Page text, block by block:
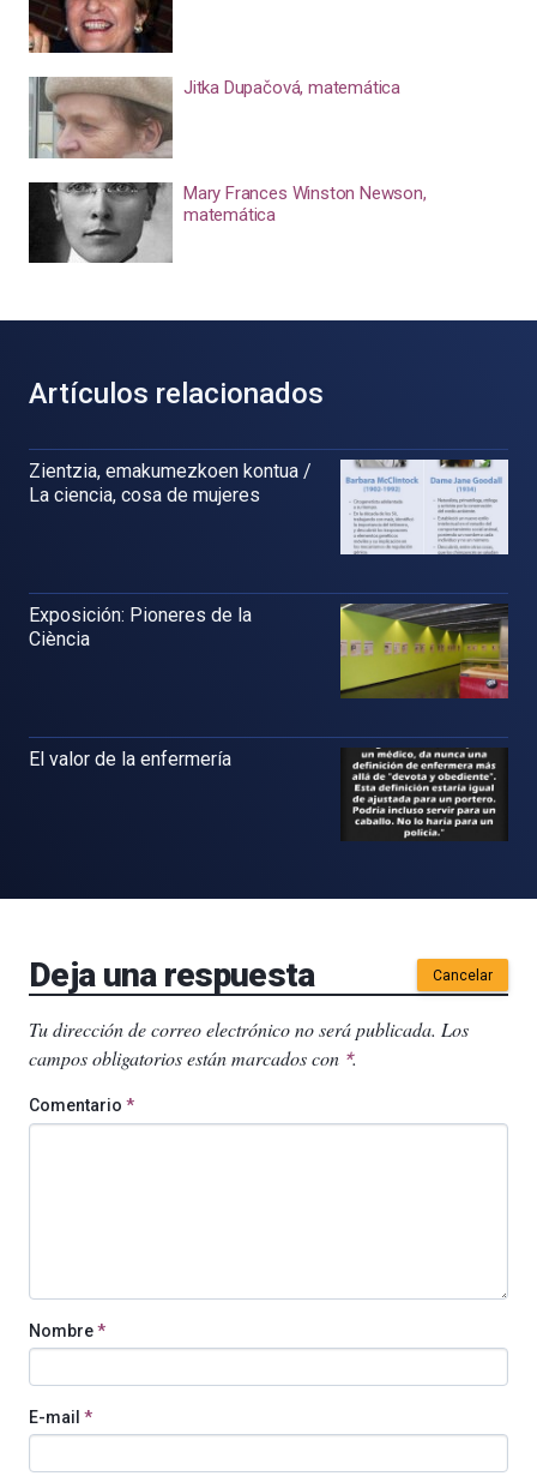
Jitka Dupačová, matemática
Mary Frances Winston Newson,
matemática
Artículos relacionados
Zientzia, emakumezkoen kontua /
La ciencia, cosa de mujeres
Exposición: Pioneres de la
Ciència
El valor de la enfermería
Deja una respuesta Cancelar
Tu dirección de correo electrónico no será publicada. Los
campos obligatorios están marcados con *.
Comentario *
Nombre*
E-mail *